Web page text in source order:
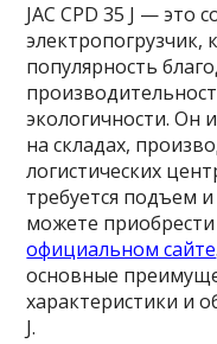
JAC CPD 35 J — это
электропогрузчик,
популярность
экологичности. Он
на складах,
логистических
требуется подъем
можете приобрести
официальном сайте
основные
характеристики и
J.